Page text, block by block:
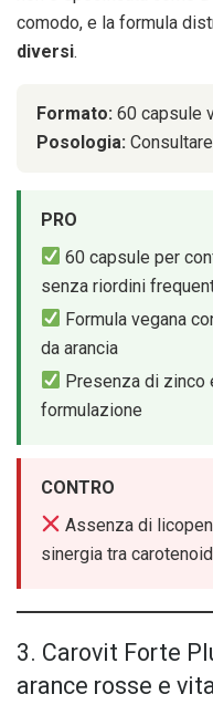
comodo, e la formula
diversi.
Formato: 60 capsule
Posologia:
PRO
60 capsule per
senza riordini
Formula vegana
da arancia
Presenza di zinco
formulazione
CONTRO
Assenza di
sinergia tra
3. Carovit Forte
arance rosse e